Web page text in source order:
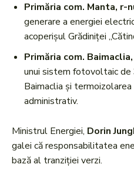
Primăria com. Manta, r-
generare a energiei
acoperișul Grădiniței
Primăria com.
unui sistem fotovoltaic de
Baimaclia și
administrativ.
Ministrul Energiei, Dorin
galei că responsabilitatea
bază al tranziției verzi.